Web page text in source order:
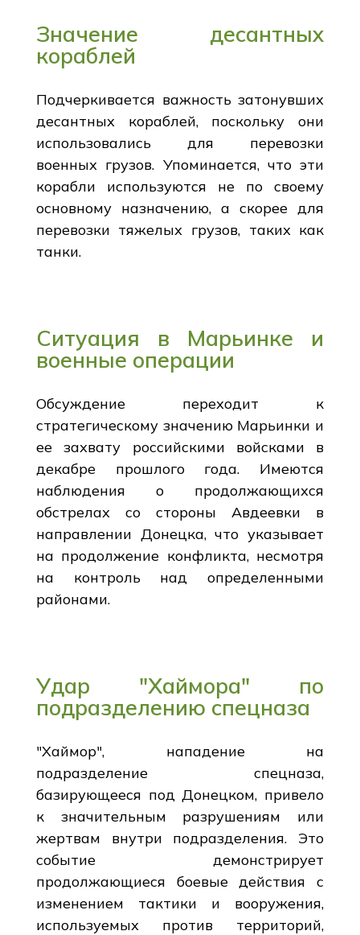
Значение десантных
кораблей
Подчеркивается важность затонувших
десантных кораблей, поскольку они
использовались для перевозки
военных грузов. Упоминается, что эти
корабли используются не по своему
основному назначению, а скорее для
перевозки тяжелых грузов, таких как
танки.
Ситуация в Марьинке и
военные операции
Обсуждение переходит к
стратегическому значению Марьинки и
ее захвату российскими войсками в
декабре прошлого года. Имеются
наблюдения о продолжающихся
обстрелах со стороны Авдеевки в
направлении Донецка, что указывает
на продолжение конфликта, несмотря
на контроль над определенными
районами.
Удар "Хаймора" по
подразделению спецназа
"Хаймор", нападение на
подразделение спецназа,
базирующееся под Донецком, привело
к значительным разрушениям или
жертвам внутри подразделения. Это
событие демонстрирует
продолжающиеся боевые действия с
изменением тактики и вооружения,
используемых против территорий,